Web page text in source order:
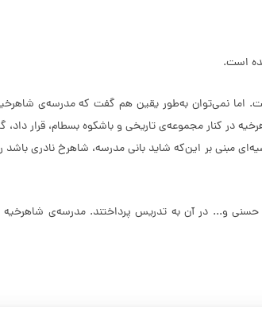
است.
اما نمی‌توان به‌طور یقین هم گفت که مدرسه‌ی
در کنار مجموعه‌ی تاریخی و باشکوه بسطام، قرار
مبنی بر این‌که شاید بانی مدرسه، شاهرخ نادری
و... در آن به تدریس پرداختند. مدرسه‌ی